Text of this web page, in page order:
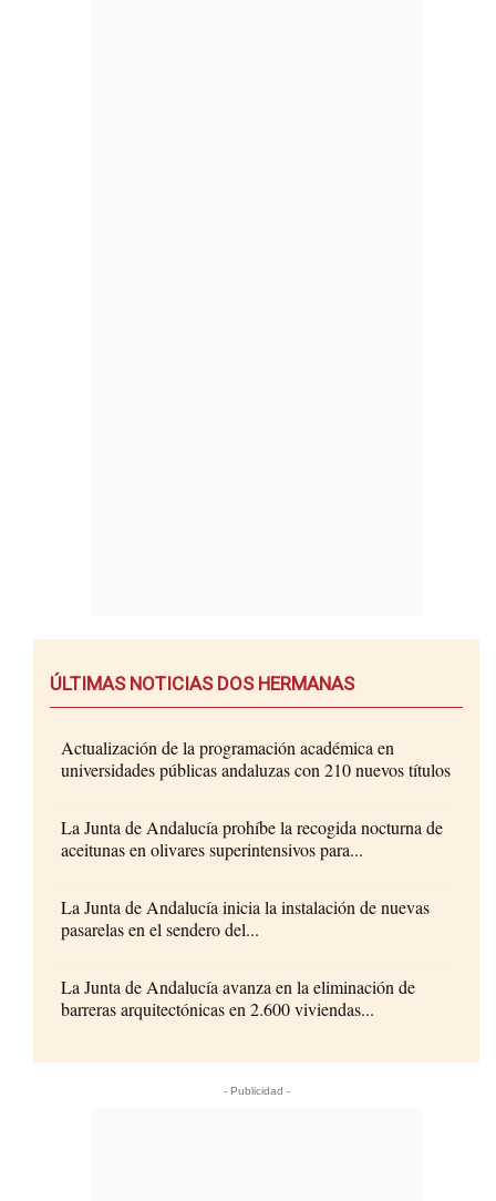
ÚLTIMAS NOTICIAS DOS HERMANAS
Actualización de la programación académica en
universidades públicas andaluzas con 210 nuevos títulos
La Junta de Andalucía prohíbe la recogida nocturna de
aceitunas en olivares superintensivos para...
La Junta de Andalucía inicia la instalación de nuevas
pasarelas en el sendero del...
La Junta de Andalucía avanza en la eliminación de
barreras arquitectónicas en 2.600 viviendas...
- Publicidad -